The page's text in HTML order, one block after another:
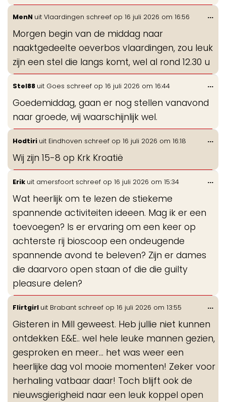
MenN uit Vlaardingen schreef op 16 juli 2026 om 16:56
Morgen begin van de middag naar
naaktgedeelte oeverbos vlaardingen, zou leuk
zijn een stel die langs komt, wel al rond 12.30 u
...
Stel88 uit Goes schreef op 16 juli 2026 om 16:44
Goedemiddag, gaan er nog stellen vanavond
naar groede, wij waarschijnlijk wel.
...
Hodtiri uit Eindhoven schreef op 16 juli 2026 om 16:18
Wij zijn 15-8 op Krk Kroatië
...
Erik uit amersfoort schreef op 16 juli 2026 om 15:34
Wat heerlijk om te lezen de stiekeme
spannende activiteiten ideeen. Mag ik er een
toevoegen? Is er ervaring om een keer op
achterste rij bioscoop een ondeugende
spannende avond te beleven? Zijn er dames
die daarvoro open staan of die die guilty
pleasure delen?
...
Flirtgirl uit Brabant schreef op 16 juli 2026 om 13:55
Gisteren in Mill geweest. Heb jullie niet kunnen
ontdekken E&E.. wel hele leuke mannen gezien,
gesproken en meer... het was weer een
heerlijke dag vol mooie momenten! Zeker voor
herhaling vatbaar daar! Toch blijft ook de
nieuwsgierigheid naar een leuk koppel open
...